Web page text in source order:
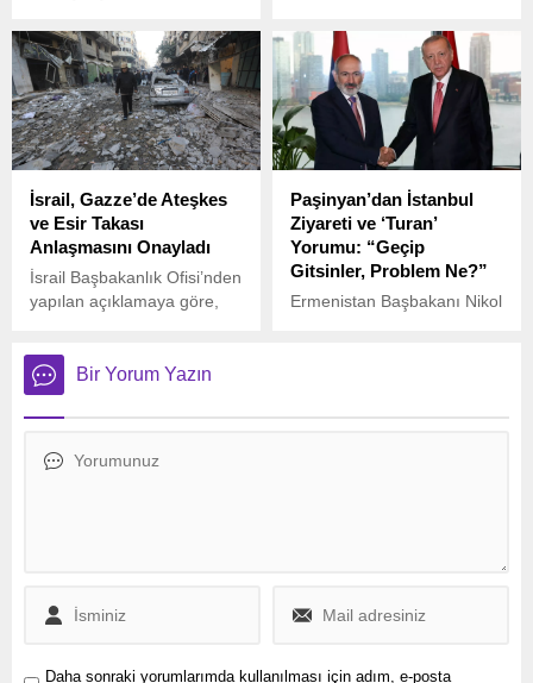
istihdam verilerini açıkladı.
Bu verilere göre, tarım dışı
istihdam 143 bin kişi arttı,
ancak piyasa beklentilerinin
gerisinde kaldı.
Macron ile bir telefon
görüşmesi gerçekleştirdi.
İsrail, Gazze’de Ateşkes
ve Esir Takası
Anlaşmasını Onayladı
İsrail Başbakanlık Ofisi’nden
yapılan açıklamaya göre,
anlaşmasını onayladı.
Paşinyan’dan İstanbul
Ziyareti ve ‘Turan’
Yorumu: “Geçip
Gitsinler, Problem Ne?”
Ermenistan Başbakanı Nikol
Bir Yorum Yazın
Daha sonraki yorumlarımda kullanılması için adım, e-posta